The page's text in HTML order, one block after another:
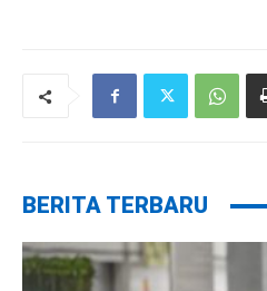
BERITA TERBARU